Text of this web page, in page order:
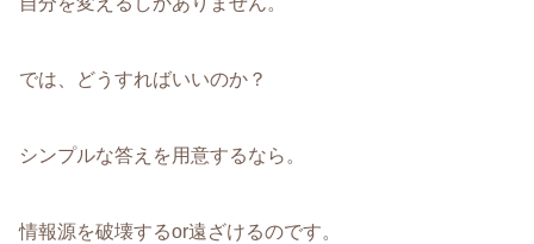
では、どうすればいいのか？
シンプルな答えを用意するなら。
情報源を破壊するor遠ざけるのです。